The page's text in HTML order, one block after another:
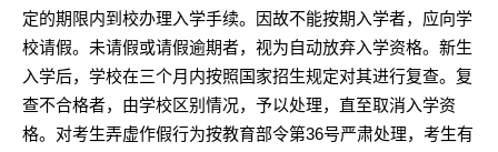
定的期限内到校办理入学手续。因故不能按期入学者，应向学
校请假。未请假或请假逾期者，视为自动放弃入学资格。新生
入学后，学校在三个月内按照国家招生规定对其进行复查。复
查不合格者，由学校区别情况，予以处理，直至取消入学资
格。对考生弄虚作假行为按教育部令第36号严肃处理，考生有